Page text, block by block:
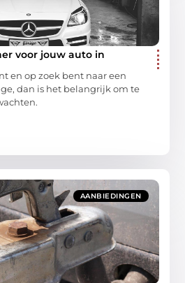
voor jouw auto in
en op zoek bent naar een
dan is het belangrijk om te
AANBIEDINGEN